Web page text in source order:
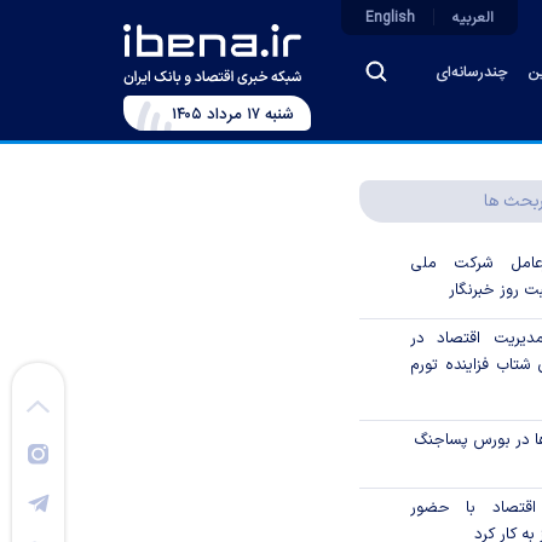
چندرسانه‌ای
العربیه English
شنبه ۱۷ مرداد ۱۴۰۵
ها
شرکت ملی
روز خبرنگار
اقتصاد در
فزاینده تورم
در بورس پساجنگ
اقتصاد با حضور
کار کرد